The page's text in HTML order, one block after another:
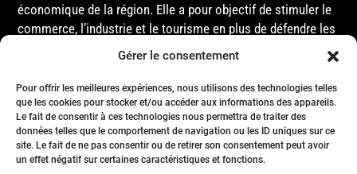
Gérer le consentement
Pour offrir les meilleures expériences, nous utilisons des technologies telles
que les cookies pour stocker et/ou accéder aux informations des appareils.
Le fait de consentir à ces technologies nous permettra de traiter des
données telles que le comportement de navigation ou les ID uniques sur ce
site. Le fait de ne pas consentir ou de retirer son consentement peut avoir
un effet négatif sur certaines caractéristiques et fonctions.
économique de la région. Elle a pour objectif de stimuler le
commerce, l’industrie et le tourisme en plus de défendre les
intérêts de ses membres et de l’ensemble de la
gouvernementales, que ce soit au niveau municipal,
provincial ou fédéral.
Accueil